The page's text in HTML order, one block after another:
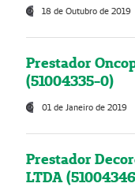
18 de Outubro de 2019
Prestador
(51004335-0)
01 de Janeiro de 2019
Prestador
LTDA